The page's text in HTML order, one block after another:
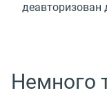
деавторизован
Немного